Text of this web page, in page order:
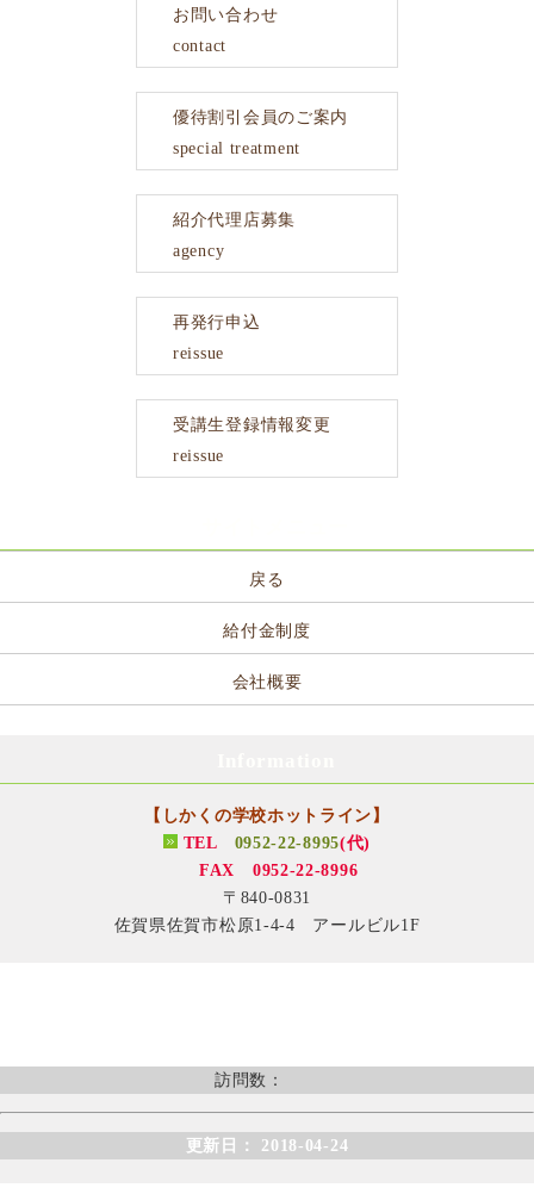
お問い合わせ
contact
優待割引会員のご案内
special treatment
紹介代理店募集
agency
再発行申込
reissue
受講生登録情報変更
reissue
戻る
給付金制度
会社概要
【しかくの学校ホットライン】
TEL 0952-22-8995(代)
FAX 0952-22-8996
〒840-0831
佐賀県佐賀市松原1-4-4 アールビル1F
訪問数：
更新日： 2018-04-24